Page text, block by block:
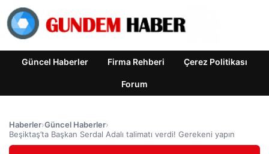
Güncel Haberler Firma Rehberi Çerez Politikası
Forum
Haberler›Güncel Haberler›
Beşiktaş’ta Başkan Serdal Adalı talimatı verdi! Gerekeni yapın